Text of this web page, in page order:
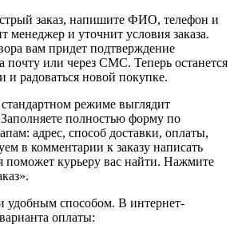
заказ, напишите ФИО, телефон и
менеджер и уточнит условия заказа.
вам придет подтверждение
почту или через СМС. Теперь останется
и радоваться новой покупке.
режиме выглядит
полностью форму по
адрес, способ доставки, оплаты,
в комментарии к заказу написать
поможет курьеру вас найти. Нажмите
удобным способом. В интернет-
оплаты: